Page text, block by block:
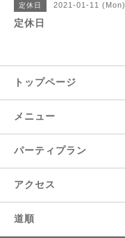
定休日 2021-01-11 (Mon)
定休日
トップページ
メニュー
パーティプラン
アクセス
道順